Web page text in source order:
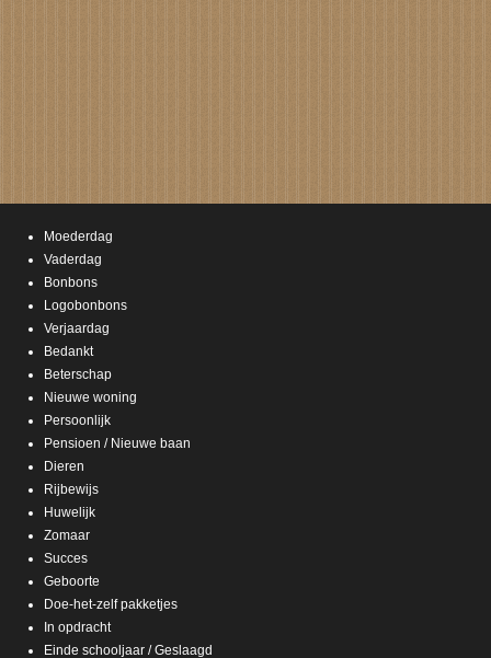
Moederdag
Vaderdag
Bonbons
Logobonbons
Verjaardag
Bedankt
Beterschap
Nieuwe woning
Persoonlijk
Pensioen / Nieuwe baan
Dieren
Rijbewijs
Huwelijk
Zomaar
Succes
Geboorte
Doe-het-zelf pakketjes
In opdracht
Einde schooljaar / Geslaagd